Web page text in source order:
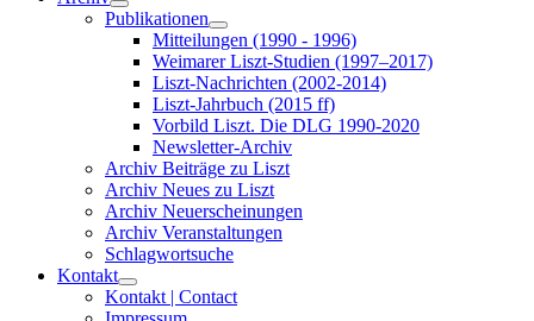
Publikationen
Mitteilungen (1990 - 1996)
Weimarer Liszt-Studien (1997–2017)
Liszt-Nachrichten (2002-2014)
Liszt-Jahrbuch (2015 ff)
Vorbild Liszt. Die DLG 1990-2020
Newsletter-Archiv
Archiv Beiträge zu Liszt
Archiv Neues zu Liszt
Archiv Neuerscheinungen
Archiv Veranstaltungen
Schlagwortsuche
Kontakt
Kontakt | Contact